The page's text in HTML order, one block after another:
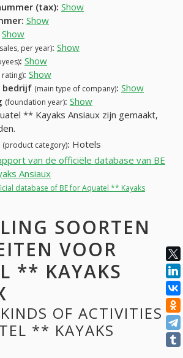
(tax): Show
Show
Show
per year): Show
: Show
: Show
bedrijf (main type of company): Show
(foundation year): Show
** Kayaks Ansiaux zijn gemaakt,
(product category): Hotels
van de officiële database van BE
Ansiaux
database of BE for Aquatel ** Kayaks
SOORTEN
VOOR
** KAYAKS
OF ACTIVITIES
** KAYAKS